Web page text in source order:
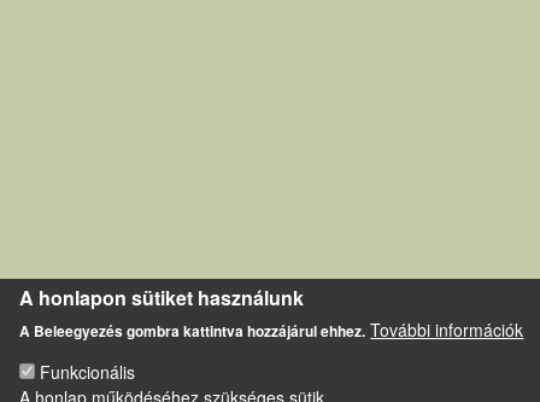
A honlapon sütiket használunk
A Beleegyezés gombra kattintva hozzájárul ehhez. További információk
Funkcionális
A honlap működéséhez szükséges sütik.